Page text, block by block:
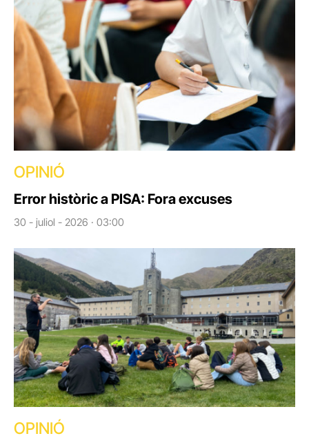
OPINIÓ
Error històric a PISA: Fora excuses
30 - juliol - 2026 · 03:00
OPINIÓ